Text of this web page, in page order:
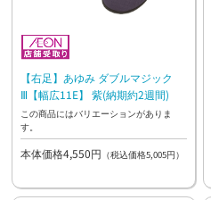
【右足】あゆみ ダブルマジック
Ⅲ【幅広11E】 紫(納期約2週間)
この商品にはバリエーションがありま
す。
本体価格4,550円 （税込価格5,005円）